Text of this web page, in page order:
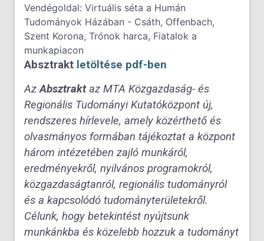
Vendégoldal: Virtuális séta a Humán
Tudományok Házában - Csáth, Offenbach,
Szent Korona, Trónok harca, Fiatalok a
munkapiacon
Absztrakt letöltése pdf-ben
AzAbsztraktaz MTA Közgazdaság- és
Regionális Tudományi Kutatóközpont új,
rendszeres hírlevele, amely közérthető és
olvasmányos formában tájékoztat a központ
három intézetében zajló munkáról,
eredményekről, nyilvános programokról,
közgazdaságtanról, regionális tudományról
és a kapcsolódó tudományterületekről.
Célunk, hogy betekintést nyújtsunk
munkánkba és közelebb hozzuk a tudományt